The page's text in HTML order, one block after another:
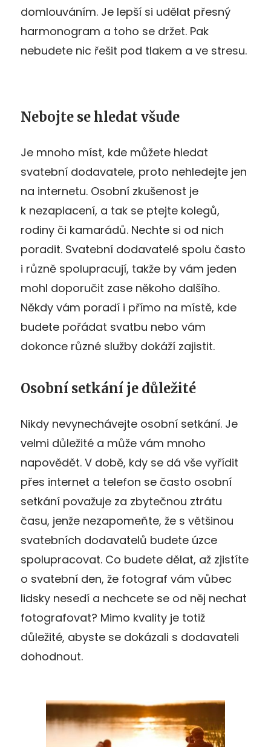
domlouváním. Je lepší si udělat přesný
harmonogram a toho se držet. Pak
nebudete nic řešit pod tlakem a ve stresu.
Nebojte se hledat všude
Je mnoho míst, kde můžete hledat
svatební dodavatele, proto nehledejte jen
na internetu. Osobní zkušenost je
k nezaplacení, a tak se ptejte kolegů,
rodiny či kamarádů. Nechte si od nich
poradit. Svatební dodavatelé spolu často
i různě spolupracují, takže by vám jeden
mohl doporučit zase někoho dalšího.
Někdy vám poradí i přímo na místě, kde
budete pořádat svatbu nebo vám
dokonce různé služby dokáží zajistit.
Osobní setkání je důležité
Nikdy nevynechávejte osobní setkání. Je
velmi důležité a může vám mnoho
napovědět. V době, kdy se dá vše vyřídit
přes internet a telefon se často osobní
setkání považuje za zbytečnou ztrátu
času, jenže nezapomeňte, že s většinou
svatebních dodavatelů budete úzce
spolupracovat. Co budete dělat, až zjistíte
o svatební den, že fotograf vám vůbec
lidsky nesedí a nechcete se od něj nechat
fotografovat? Mimo kvality je totiž
důležité, abyste se dokázali s dodavateli
dohodnout.